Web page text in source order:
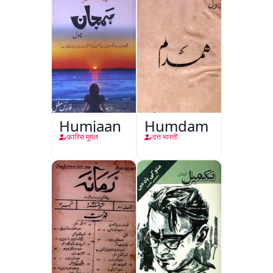
Humjaan
फ़ारिस मुग़ल
Humdam
दत्त भारती